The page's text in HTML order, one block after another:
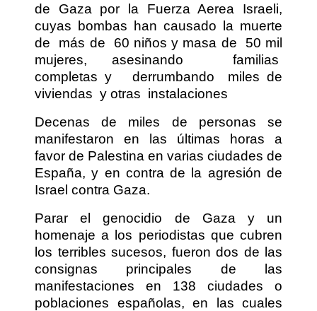
de Gaza por la Fuerza Aerea Israeli,
cuyas bombas han causado la muerte
de
más de 60 niños y masa de
50 mil
mujeres, asesinando
familias
completas y
derrumbando
miles de
viviendas y otras instalaciones
Decenas de miles de personas se
manifestaron en las últimas horas a
favor de Palestina en varias ciudades de
España, y en contra de la agresión de
Israel contra Gaza.
Parar el genocidio de Gaza y un
homenaje a los periodistas que cubren
los terribles sucesos, fueron dos de las
consignas principales de las
manifestaciones en 138 ciudades o
poblaciones españolas, en las cuales